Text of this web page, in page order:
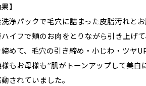
】
浄パックで毛穴に詰まった皮脂汚れと
イフで頬のお肉をとりながら引き上げ
めて、毛穴の引き締め・小じわ・ツヤ
様もお母様も”肌がトーンアップして美
されていました。